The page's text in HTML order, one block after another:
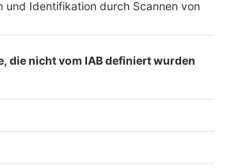
Datenschutz Impressum